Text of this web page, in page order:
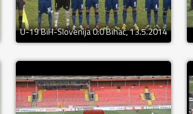
U-19 BiH-Slovenija 0:0 Bihać, 13.5.2014